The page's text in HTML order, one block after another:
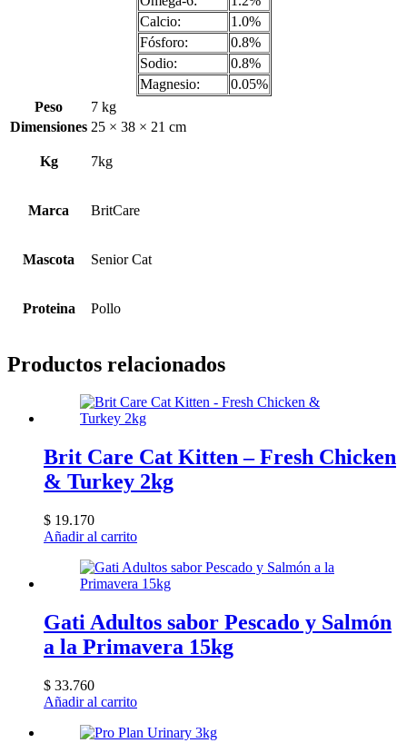
Calcio:
1.0%
Fósforo:
0.8%
Sodio:
0.8%
Magnesio:
0.05%
Peso
7 kg
Dimensiones 25 × 38 × 21 cm
Kg 7kg
Marca BritCare
Mascota Senior Cat
Proteina Pollo
Productos relacionados
Brit Care Cat Kitten – Fresh Chicken
& Turkey 2kg
$ 19.170
Añadir al carrito
Gati Adultos sabor Pescado y Salmón
a la Primavera 15kg
$ 33.760
Añadir al carrito